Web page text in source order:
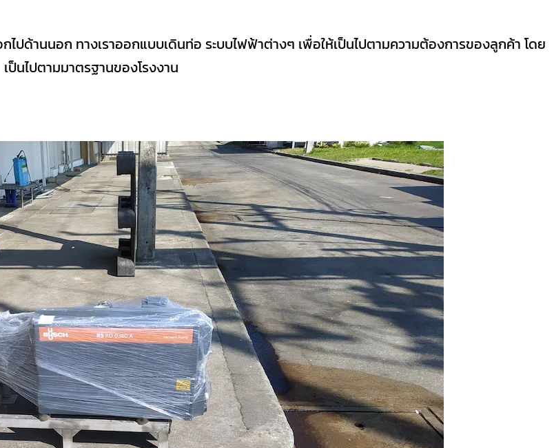
านนอก ทางเราออกแบบเดินท่อ ระบบไฟฟ้าต่างๆ เพื่อให้เป็นไปตามความต้องการของลูกค้า โดย
เป็นไปตามมาตรฐานของโรงงาน